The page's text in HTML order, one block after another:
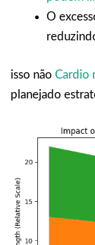
O
isso não Cardio
planejado